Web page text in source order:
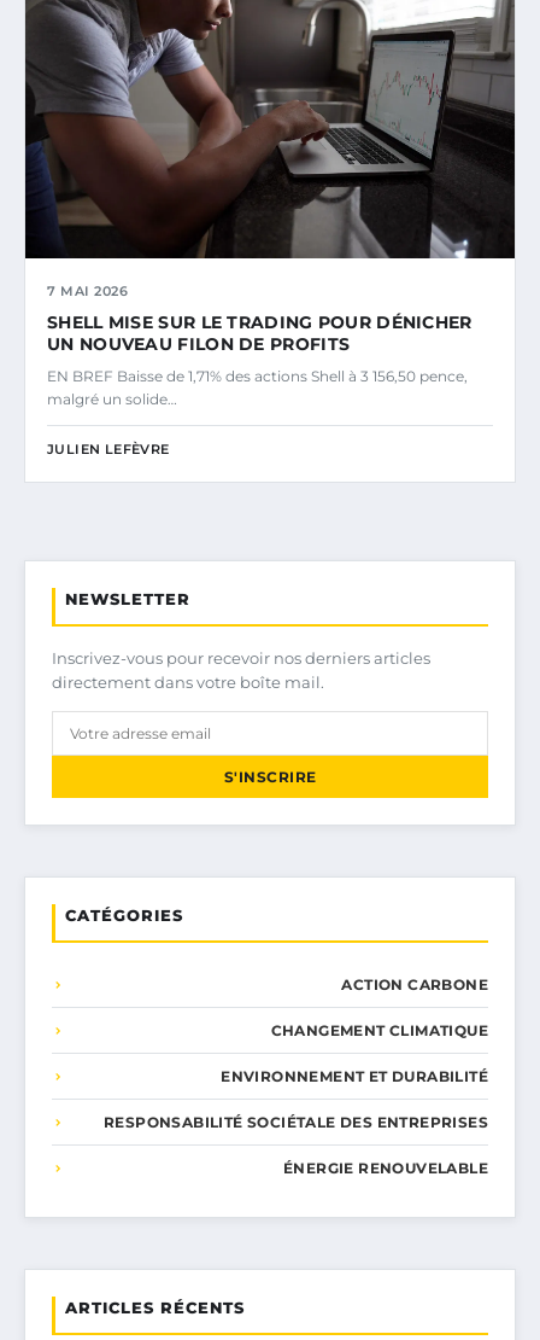
7 MAI 2026
SHELL MISE SUR LE TRADING POUR DÉNICHER
UN NOUVEAU FILON DE PROFITS
EN BREF Baisse de 1,71% des actions Shell à 3 156,50 pence,
malgré un solide…
JULIEN LEFÈVRE
NEWSLETTER
Inscrivez-vous pour recevoir nos derniers articles
directement dans votre boîte mail.
S'INSCRIRE
CATÉGORIES
ACTION CARBONE
CHANGEMENT CLIMATIQUE
ENVIRONNEMENT ET DURABILITÉ
RESPONSABILITÉ SOCIÉTALE DES ENTREPRISES
ÉNERGIE RENOUVELABLE
ARTICLES RÉCENTS